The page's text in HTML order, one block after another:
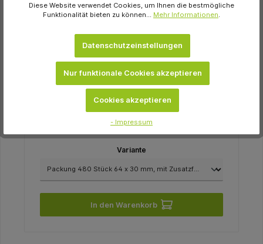
Beycodent
Befund 01 Etiketten Packung 480 Stück 64 x
30 mm, mit Zusatzfeldern
19,69 €
sofort verfügbar
Variante
In den Warenkorb
Diese Website verwendet Cookies, um Ihnen die bestmögliche
Funktionalität bieten zu können... Mehr Informationen.
Datenschutzeinstellungen
Nur funktionale Cookies akzeptieren
Cookies akzeptieren
- Impressum